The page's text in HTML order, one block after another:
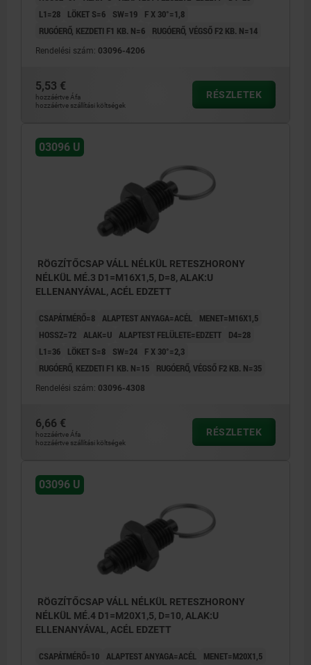
L1=28
LÖKET S=6 SW=19
F X 30°=1,8
RUGÓERŐ, KEZDETI F1 KB. N=6
RUGÓERŐ, VÉGSŐ F2 KB. N=14
Rendelési szám: 03096-4206
5,53 €
hozzáértve Áfa
hozzáértve szállítási költségek
RÉSZLETEK
03096 U
RÖGZÍTŐCSAP VÁLL NÉLKÜL RETESZHORONY
NÉLKÜL MÉ.3 D1=M16X1,5, D=8, ALAK:U
ELLENANYÁVAL, ACÉL EDZETT
CSAPÁTMÉRŐ=8 ALAPTEST ANYAGA=ACÉL
MENET=M16X1,5
HOSSZ=72 ALAK=U ALAPTEST FELÜLETE=EDZETT
D4=28
L1=36
LÖKET S=8 SW=24
F X 30°=2,3
RUGÓERŐ, KEZDETI F1 KB. N=15
RUGÓERŐ, VÉGSŐ F2 KB. N=35
Rendelési szám: 03096-4308
6,66 €
hozzáértve Áfa
hozzáértve szállítási költségek
RÉSZLETEK
03096 U
RÖGZÍTŐCSAP VÁLL NÉLKÜL RETESZHORONY
NÉLKÜL MÉ.4 D1=M20X1,5, D=10, ALAK:U
ELLENANYÁVAL, ACÉL EDZETT
CSAPÁTMÉRŐ=10 ALAPTEST ANYAGA=ACÉL
MENET=M20X1,5